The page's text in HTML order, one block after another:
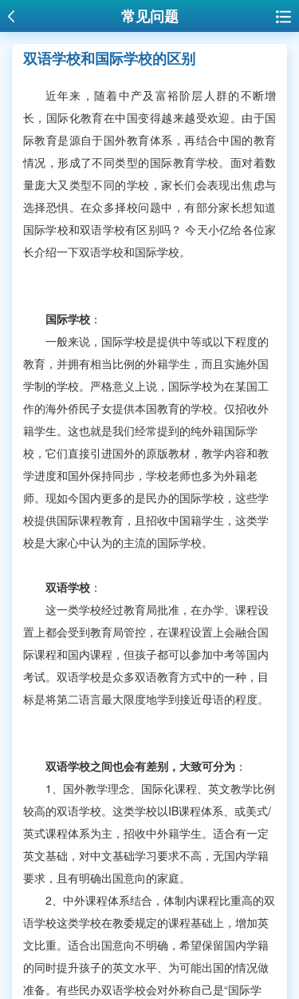
常见问题
双语学校和国际学校的区别
近年来，随着中产及富裕阶层人群的不断增
长，国际化教育在中国变得越来越受欢迎。由于国
际教育是源自于国外教育体系，再结合中国的教育
情况，形成了不同类型的国际教育学校。面对着数
量庞大又类型不同的学校，家长们会表现出焦虑与
选择恐惧。在众多择校问题中，有部分家长想知道
国际学校和双语学校有区别吗？ 今天小亿给各位家
长介绍一下双语学校和国际学校。
国际学校：
一般来说，国际学校是提供中等或以下程度的
教育，并拥有相当比例的外籍学生，而且实施外国
学制的学校。严格意义上说，国际学校为在某国工
作的海外侨民子女提供本国教育的学校。仅招收外
籍学生。这也就是我们经常提到的纯外籍国际学
校，它们直接引进国外的原版教材，教学内容和教
学进度和国外保持同步，学校老师也多为外籍老
师。现如今国内更多的是民办的国际学校，这些学
校提供国际课程教育，且招收中国籍学生，这类学
校是大家心中认为的主流的国际学校。
双语学校：
这一类学校经过教育局批准，在办学、课程设
置上都会受到教育局管控，在课程设置上会融合国
际课程和国内课程，但孩子都可以参加中考等国内
考试。双语学校是众多双语教育方式中的一种，目
标是将第二语言最大限度地学到接近母语的程度。
双语学校之间也会有差别，大致可分为：
1、国外教学理念、国际化课程、英文教学比例
较高的双语学校。 这类学校以IB课程体系、或美式/
英式课程体系为主，招收中外籍学生。适合有一定
英文基础，对中文基础学习要求不高，无国内学籍
要求，且有明确出国意向的家庭。
2、中外课程体系结合，体制内课程比重高的双
语学校这类学校在教委规定的课程基础上，增加英
文比重。适合出国意向不明确，希望保留国内学籍
的同时提升孩子的英文水平、为可能出国的情况做
准备。有些民办双语学校会对外称自己是“国际学